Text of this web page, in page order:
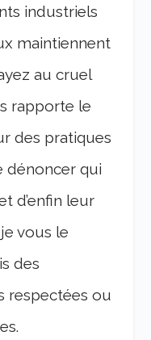
industriels
maintiennent
au cruel
rapporte le
des pratiques
dénoncer qui
d’enfin leur
vous le
des
respectées ou